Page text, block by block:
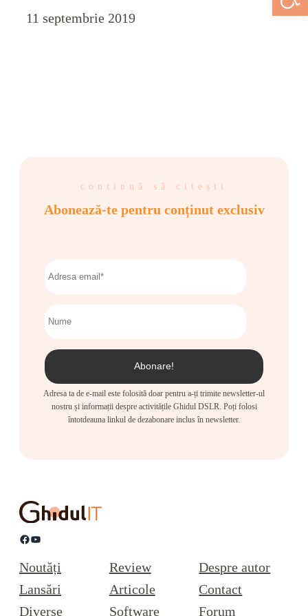
11 septembrie 2019
continuă să citești
Abonează-te pentru conținut exclusiv
Adresa ta de e-mail este folosită doar pentru a-ți trimite newsletter-ul
nostru și informații despre activitățile Ghidul DSLR. Poți folosi
întotdeauna linkul de dezabonare inclus în newsletter.
Facebook YouTube
Noutăți
Lansări
Diverse
Review
Articole
Software
Despre autor
Contact
Forum